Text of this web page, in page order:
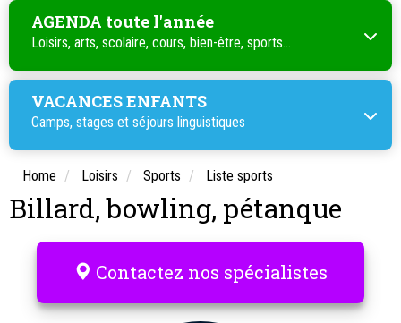
AGENDA toute l'année
Loisirs, arts, scolaire, cours, bien-être, sports...
VACANCES ENFANTS
Camps, stages et séjours linguistiques
Home Loisirs Sports Liste sports
Billard, bowling, pétanque
Contactez nos spécialistes